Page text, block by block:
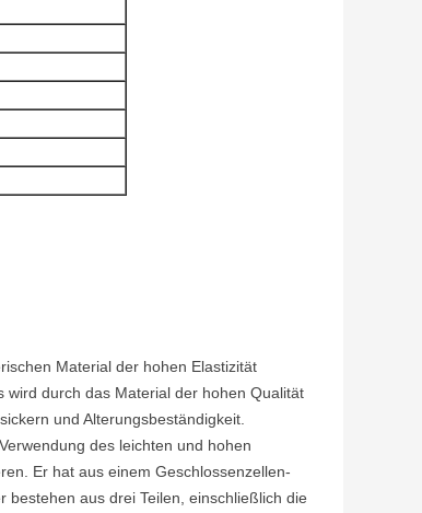
Material der hohen Elastizität
durch das Material der hohen Qualität
und Alterungsbeständigkeit.
des leichten und hohen
Er hat aus einem Geschlossenzellen-
bestehen aus drei Teilen, einschließlich die